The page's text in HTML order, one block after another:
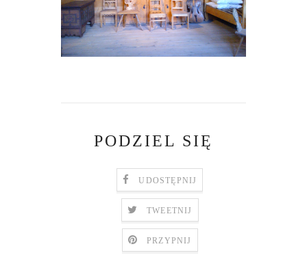
PODZIEL SIĘ
UDOSTĘPNIJ
TWEETNIJ
PRZYPNIJ